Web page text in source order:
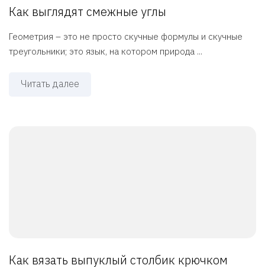
Как выглядят смежные углы
Геометрия – это не просто скучные формулы и скучные
треугольники; это язык, на котором природа ...
Читать далее
Как вязать выпуклый столбик крючком